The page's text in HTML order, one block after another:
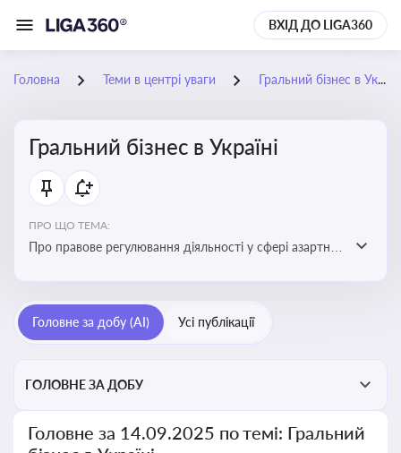
ВХІД ДО LIGA360
Головна Теми в центрі уваги Гральний бізнес в Україні
Гральний бізнес в Україні
ПРО ЩО ТЕМА:
Про правове регулювання діяльності у сфері азартних
реальні кейси
Головне за добу (AI) Усі публікації
ГОЛОВНЕ ЗА ДОБУ
Головне за 14.09.2025 по темі: Гральний